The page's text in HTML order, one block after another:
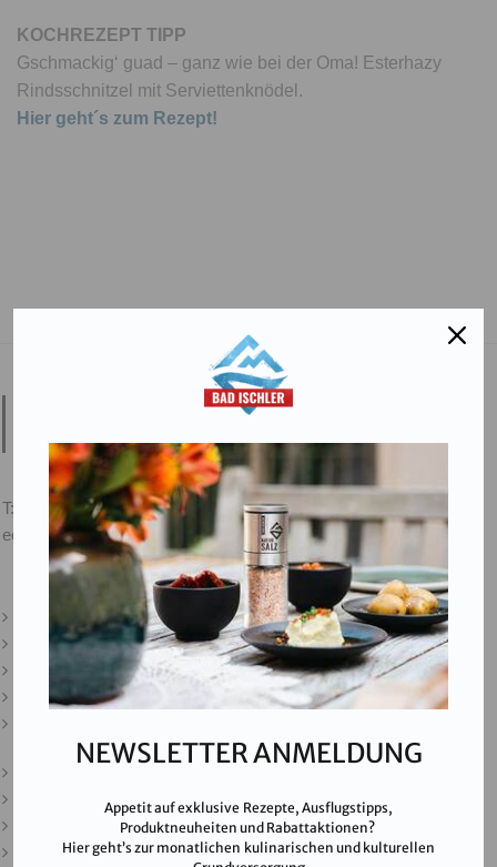
KOCHREZEPT TIPP
Gschmackig‘ guad – ganz wie bei der Oma! Esterhazy
Rindsschnitzel mit Serviettenknödel.
Hier geht´s zum Rezept!
Salinen Austria Aktiengesellschaft
4802 Ebensee am Traunsee,AUSTRIA
T:
+43 676 87812208
ecommerce@salinen.com
Kontakt
Downloads
Presse
Partner & Friends
NEWSLETTER ANMELDUNG
Appetit auf exklusive Rezepte, Ausflugstipps,
Produktneuheiten und Rabattaktionen?
Hier geht’s zur monatlichen kulinarischen und kulturellen